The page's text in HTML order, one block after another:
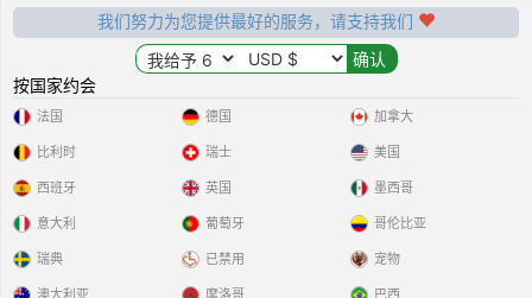
我们努力为您提供最好的服务，请支持我们
按国家约会
法国
比利时
西班牙
意大利
瑞典
德国
瑞士
英国
葡萄牙
已禁用
加拿大
美国
墨西哥
哥伦比亚
宠物
澳大利亚 摩洛哥 巴西